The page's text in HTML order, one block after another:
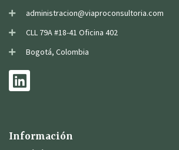
administracion@viaproconsultoria.com
CLL 79A #18-41 Oficina 402
Bogotá, Colombia
Información